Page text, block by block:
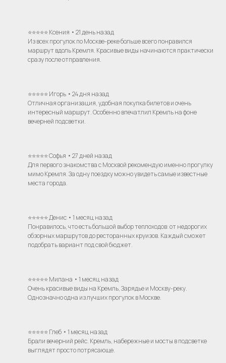
⭐⭐⭐⭐⭐ Ксения • 21 день назад
Из всех прогулок по Москве-реке больше всего понравился
маршрут вдоль Кремля. Красивые виды начинаются практически
сразу после отправления.
⭐⭐⭐⭐⭐ Игорь • 24 дня назад
Отличная организация, удобная покупка билетов и очень
интересный маршрут. Особенно впечатлил Кремль на фоне
вечерней подсветки.
⭐⭐⭐⭐⭐ Софья • 27 дней назад
Для первого знакомства с Москвой рекомендую именно прогулку
мимо Кремля. За одну поездку можно увидеть самые известные
места города.
⭐⭐⭐⭐⭐ Денис • 1 месяц назад
Понравилось, что есть большой выбор теплоходов: от недорогих
обзорных маршрутов до ресторанных круизов. Каждый сможет
подобрать вариант под свой бюджет.
⭐⭐⭐⭐⭐ Милана • 1 месяц назад
Очень красивые виды на Кремль, Зарядье и Москву-реку.
Однозначно одна из лучших прогулок в Москве.
⭐⭐⭐⭐⭐ Глеб • 1 месяц назад
Брали вечерний рейс. Кремль, набережные и мосты в подсветке
выглядят просто потрясающе.